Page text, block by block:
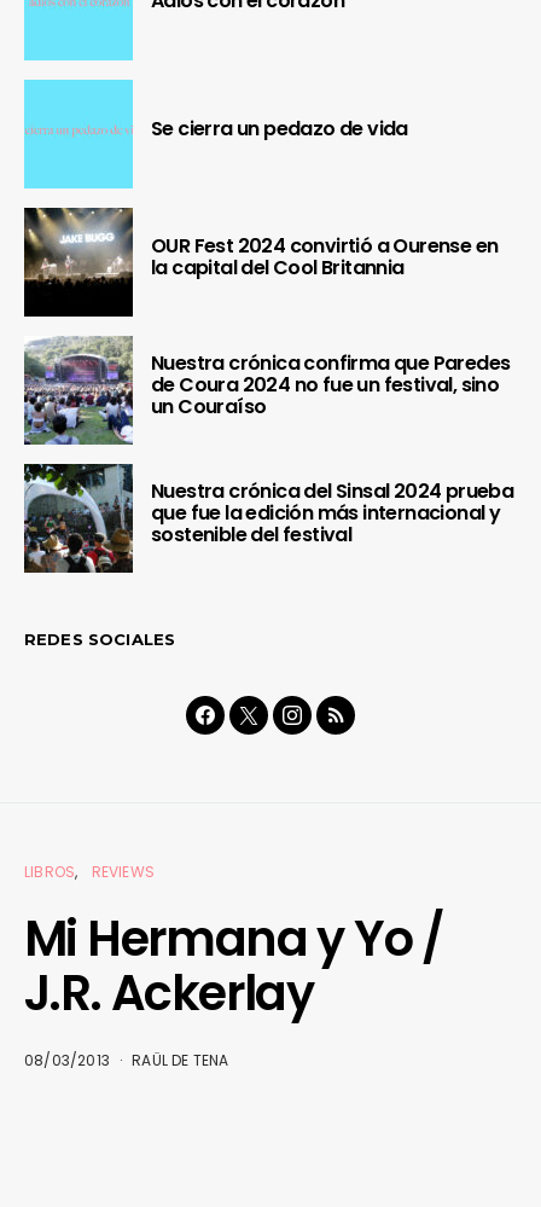
Se cierra un pedazo de vida
OUR Fest 2024 convirtió a Ourense en
la capital del Cool Britannia
Nuestra crónica confirma que Paredes
de Coura 2024 no fue un festival, sino
un Couraíso
Nuestra crónica del Sinsal 2024 prueba
que fue la edición más internacional y
sostenible del festival
REDES SOCIALES
LIBROS REVIEWS
Mi Hermana y Yo /
J.R. Ackerlay
08/03/2013 RAÜL DE TENA